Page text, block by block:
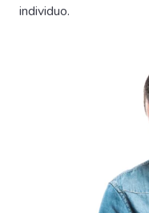
individuo.